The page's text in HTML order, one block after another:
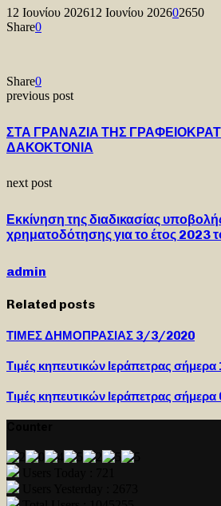
12 Ιουνίου 202612 Ιουνίου 202602650
Share0
Share0
previous post
ΣΤΑ ΓΡΑΝΑΖΙΑ ΤΗΣ
ΔΑΚΟΚΤΟΝΙΑ
next post
Εκκίνηση της διαδικασίας
χρηματοδότησης για το έτος 2023
admin
Related posts
ΤΙΜΕΣ ΔΗΜΟΠΡΑΣΙΑΣ 3/3/2020
Τιμές κηπευτικών Ιεράπετρας
Τιμές κηπευτικών Ιεράπετρας